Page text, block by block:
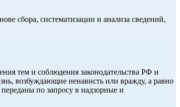
сбора, систематизации и анализа сведений,
тем и соблюдения законодательства РФ и
возбуждающие ненависть или вражду, а равно
по запросу в надзорные и